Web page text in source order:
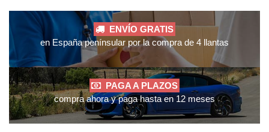
ENVÍO GRATIS
en España penínsular por la compra de 4 llantas
PAGA A PLAZOS
compra ahora y paga hasta en 12 meses